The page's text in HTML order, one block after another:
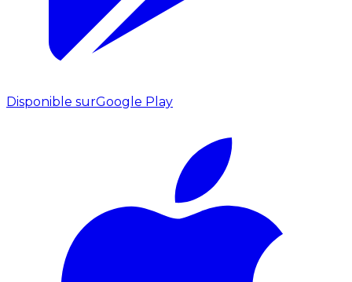
Disponible surGoogle Play